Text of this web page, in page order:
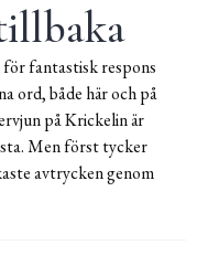
fantastisk respons
ord, både här och på
på Krickelin är
Men först tycker
avtrycken genom